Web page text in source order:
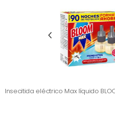
Insecitida eléctrico Max líquido